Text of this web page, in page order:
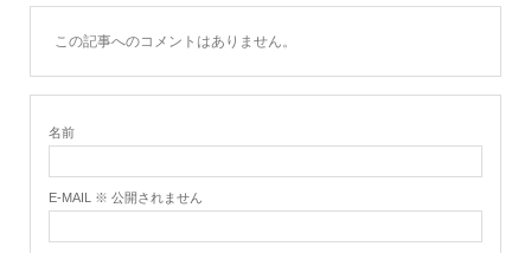
この記事へのコメントはありません。
名前
E-MAIL ※ 公開されません